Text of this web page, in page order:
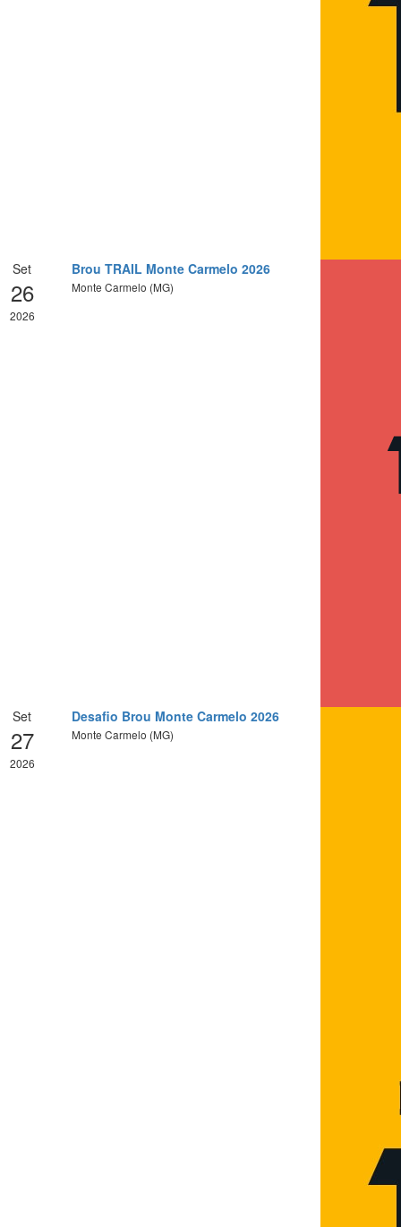
Set
26
2026
Brou TRAIL Monte Carmelo 2026
Monte Carmelo (MG)
Set
27
2026
Desafio Brou Monte Carmelo 2026
Monte Carmelo (MG)